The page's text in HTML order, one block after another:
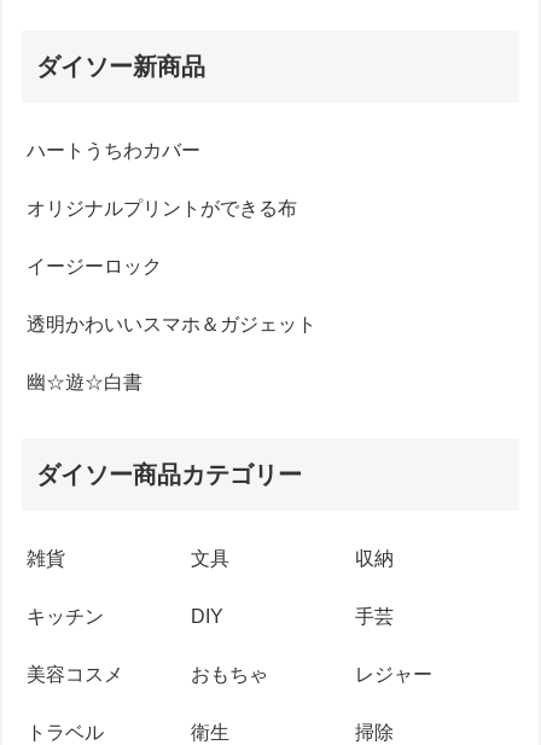
ダイソー新商品
ハートうちわカバー
オリジナルプリントができる布
イージーロック
透明かわいいスマホ＆ガジェット
幽☆遊☆白書
ダイソー商品カテゴリー
雑貨 文具 収納
キッチン DIY 手芸
美容コスメ おもちゃ レジャー
トラベル 衛生 掃除